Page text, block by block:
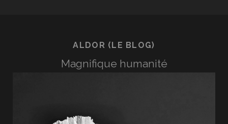
ALDOR (LE BLOG)
Magnifique humanité